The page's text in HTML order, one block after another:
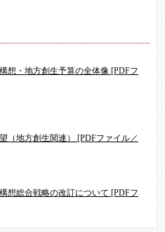
想・地方創生予算の全体像 [PDFフ
（地方創生関連） [PDFファイル／
想総合戦略の改訂について [PDFフ